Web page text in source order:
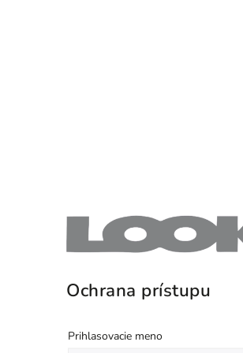
Ochrana prístupu
Prihlasovacie meno